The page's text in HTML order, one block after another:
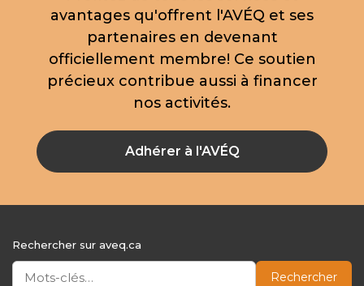
avantages qu'offrent l'AVÉQ et ses
partenaires en devenant
officiellement membre! Ce soutien
précieux contribue aussi à financer
nos activités.
Adhérer à l'AVÉQ
Rechercher sur aveq.ca
Rechercher